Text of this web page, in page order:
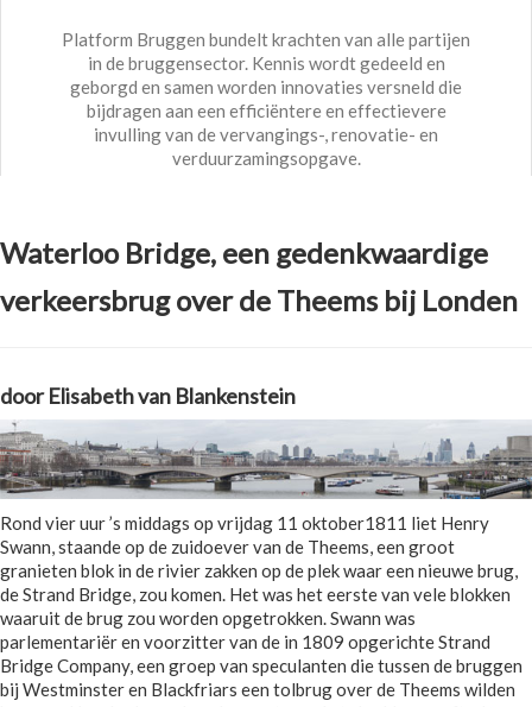
Platform Bruggen bundelt krachten van alle partijen
in de bruggensector. Kennis wordt gedeeld en
geborgd en samen worden innovaties versneld die
bijdragen aan een efficiëntere en effectievere
invulling van de vervangings-, renovatie- en
verduurzamingsopgave.
Waterloo Bridge, een gedenkwaardige
verkeersbrug over de Theems bij Londen
door Elisabeth van Blankenstein
Rond vier uur ’s middags op vrijdag 11 oktober1811 liet Henry
Swann, staande op de zuidoever van de Theems, een groot
granieten blok in de rivier zakken op de plek waar een nieuwe brug,
de Strand Bridge, zou komen. Het was het eerste van vele blokken
waaruit de brug zou worden opgetrokken. Swann was
parlementariër en voorzitter van de in 1809 opgerichte Strand
Bridge Company, een groep van speculanten die tussen de bruggen
bij Westminster en Blackfriars een tolbrug over de Theems wilden